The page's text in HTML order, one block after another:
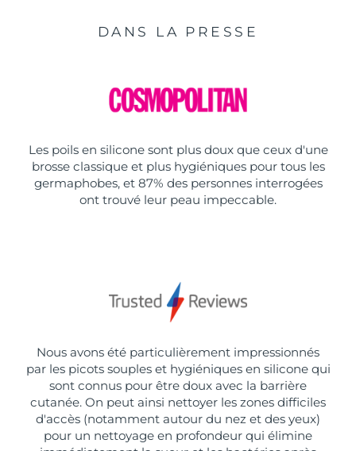
DANS LA PRESSE
Les poils en silicone sont plus doux que ceux d'une
brosse classique et plus hygiéniques pour tous les
germaphobes, et 87% des personnes interrogées
ont trouvé leur peau impeccable.
Nous avons été particulièrement impressionnés
par les picots souples et hygiéniques en silicone qui
sont connus pour être doux avec la barrière
cutanée. On peut ainsi nettoyer les zones difficiles
d'accès (notamment autour du nez et des yeux)
pour un nettoyage en profondeur qui élimine